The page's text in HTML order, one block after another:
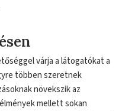
várja a látogatókat a
többen szeretnek
növekszik az
mellett sokan